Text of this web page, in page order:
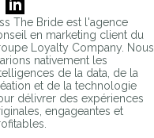
The Bride est l'agence
en marketing client du
Loyalty Company. Nous
nativement les
de la data, de la
et de la technologie
délivrer des expériences
engageantes et